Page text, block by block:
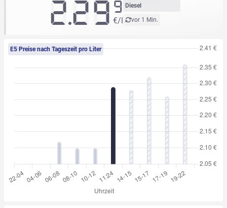
Diesel
vor 1 Min.
2.29 9
€/l
E5 Preise nach Tageszeit pro Liter